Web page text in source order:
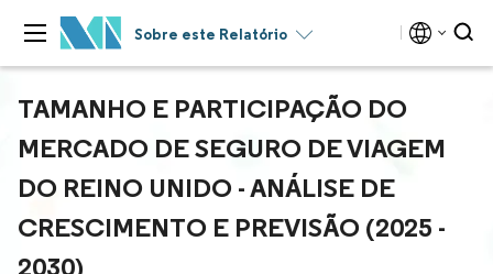
Sobre este Relatório
TAMANHO E PARTICIPAÇÃO DO
MERCADO DE SEGURO DE VIAGEM
DO REINO UNIDO - ANÁLISE DE
CRESCIMENTO E PREVISÃO (2025 -
2030)